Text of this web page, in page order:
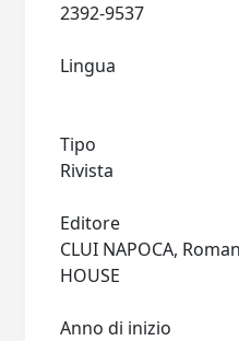
Lingua
Tipo
Rivista
Editore
CLUI NAPOCA,
Anno di inizio